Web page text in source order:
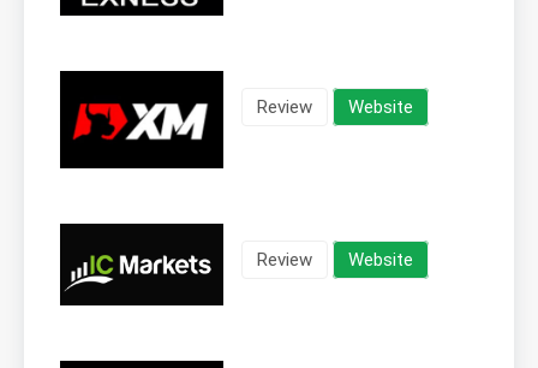
Review Website
Review Website